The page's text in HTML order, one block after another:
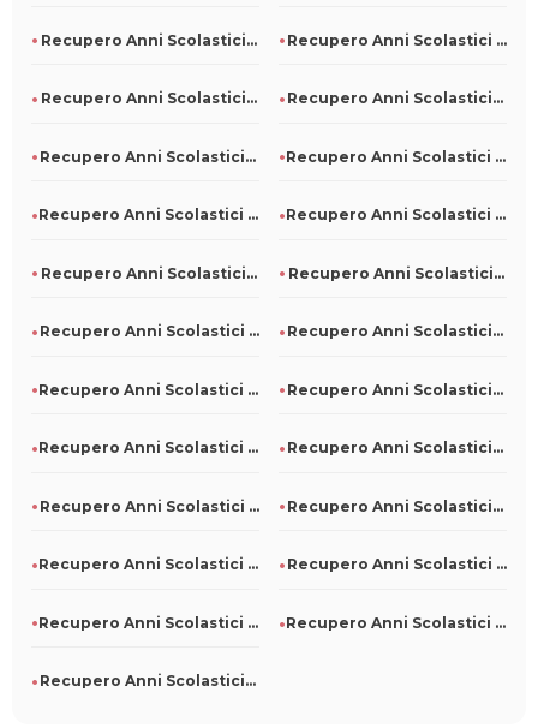
Recupero Anni Scolastici Persi A Noli Recupero Anni Scolastici Persi A Pompeiana
Recupero Anni Scolastici Persi A Ponna Recupero Anni Scolastici Persi A Dubino
Recupero Anni Scolastici Persi A Sanzeno Recupero Anni Scolastici Persi A Civitanova Del Sannio
Recupero Anni Scolastici Persi A Mezzane Di Sotto Recupero Anni Scolastici Persi A San Martino Sannita
Recupero Anni Scolastici Persi A Nuoro Recupero Anni Scolastici Persi A Oliveri
Recupero Anni Scolastici Persi A Morro D'Oro Recupero Anni Scolastici Persi A Paterno
Recupero Anni Scolastici Persi A Borgo Mantovano Recupero Anni Scolastici Persi A Bollengo
Recupero Anni Scolastici Persi A Campodipietra Recupero Anni Scolastici Persi A Argenta
Recupero Anni Scolastici Persi A Albosaggia Recupero Anni Scolastici Persi A San Luca
Recupero Anni Scolastici Persi A San Colombano Certenoli Recupero Anni Scolastici Persi A Pieve D'Olmi
Recupero Anni Scolastici Persi A Pino Torinese Recupero Anni Scolastici Persi A Piano Di Sorrento
Recupero Anni Scolastici Persi A Corinaldo